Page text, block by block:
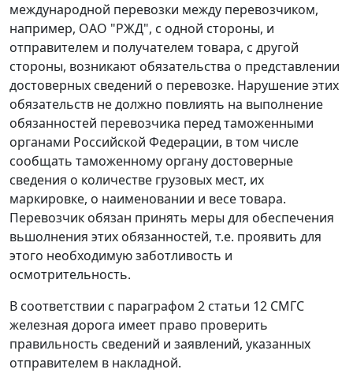
международной перевозки между перевозчиком,
например, ОАО "РЖД", с одной стороны, и
отправителем и получателем товара, с другой
стороны, возникают обязательства о представлении
достоверных сведений о перевозке. Нарушение этих
обязательств не должно повлиять на выполнение
обязанностей перевозчика перед таможенными
органами Российской Федерации, в том числе
сообщать таможенному органу достоверные
сведения о количестве грузовых мест, их
маркировке, о наименовании и весе товара.
Перевозчик обязан принять меры для обеспечения
вьшолнения этих обязанностей, т.е. проявить для
этого необходимую заботливость и
осмотрительность.
В соответствии с параграфом 2 статьи 12 СМГС
железная дорога имеет право проверить
правильность сведений и заявлений, указанных
отправителем в накладной.